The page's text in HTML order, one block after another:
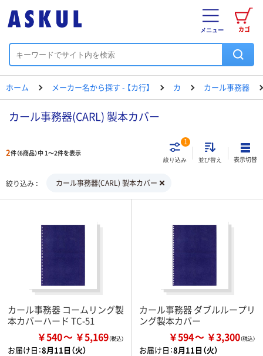
カゴ
メニュー
ホーム メーカー名から探す - 【カ行】 カ カール事務器
カール事務器(CARL) 製本カバー
2件（6商品）中 1～2件を表示
絞り込み
1
並び替え 表示切替
絞り込み カール事務器(CARL) 製本カバー
カール事務器 コームリング製
本カバーハード TC-51
￥540 ￥5,169
お届け日：8月11日（火）
カール事務器 ダブルループリ
ング製本カバー
￥594 ￥3,300
お届け日：8月11日（火）